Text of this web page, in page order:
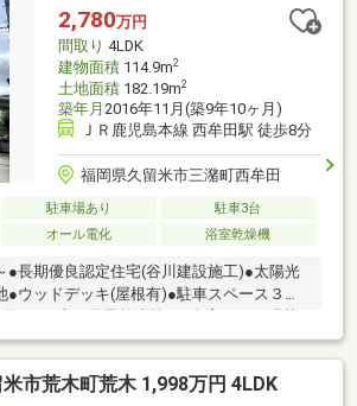
2,780万円
間取り 4LDK
建物面積114.9m2
土地面積182.19m2
築年月 2016年11月(築9年10ヶ月)
ＪＲ鹿児島本線 西牟田駅 徒歩8分
福岡県久留米市三潴町西牟田
駐車場あり
駐車3台
オール電化 浴室乾燥機
●長期優良認定住宅(谷川建設施工)●太陽光
●ウッドデッキ(屋根有)●駐車スペース３台
実設備に収納も豊富！
市荒木町荒木 1,998万円 4LDK